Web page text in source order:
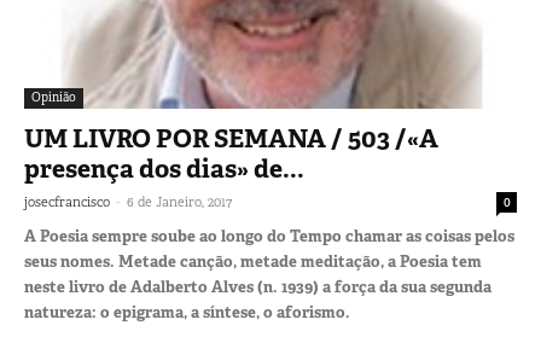
Opinião
UM LIVRO POR SEMANA / 503 /«A
presença dos dias» de...
josecfrancisco - 6 de Janeiro, 2017 0
A Poesia sempre soube ao longo do Tempo chamar as coisas pelos
seus nomes. Metade canção, metade meditação, a Poesia tem
neste livro de Adalberto Alves (n. 1939) a força da sua segunda
natureza: o epigrama, a síntese, o aforismo.